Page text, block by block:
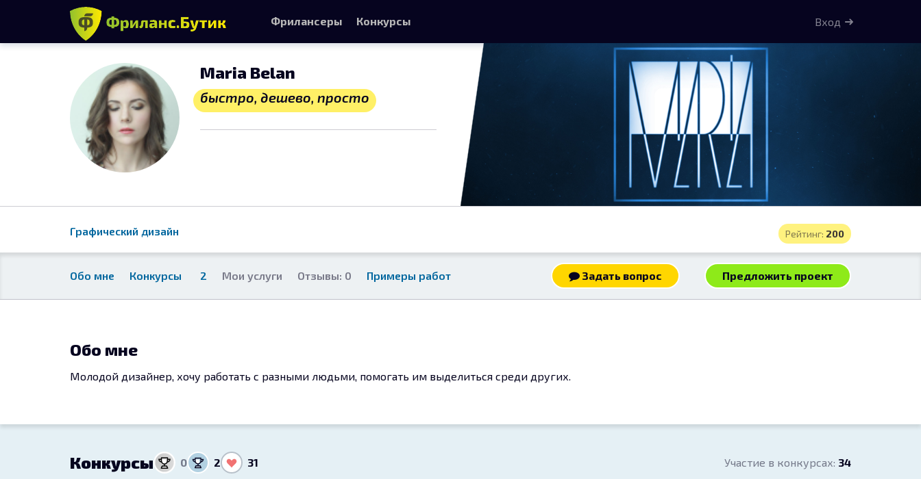
Maria Belan
быстро, дешево, просто
Рейтинг: 200
Графический дизайн
Обо мне Конкурсы 2 Мои услуги Отзывы: 0 Примеры работ Задать вопрос Предложить проект
Обо мне
Молодой дизайнер, хочу работать с разными людьми, помогать им выделиться среди других.
Конкурсы 0 2 31 Участие в конкурсах: 34
Фрилансеры Конкурсы Вход